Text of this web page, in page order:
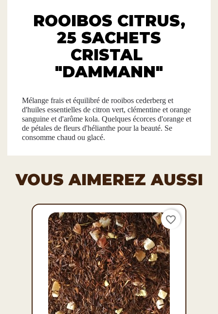
ROOIBOS CITRUS,
25 SACHETS
CRISTAL
"DAMMANN"
Mélange frais et équilibré de rooibos cederberg et
d'huiles essentielles de citron vert, clémentine et orange
sanguine et d'arôme kola. Quelques écorces d'orange et
de pétales de fleurs d'hélianthe pour la beauté. Se
consomme chaud ou glacé.
VOUS AIMEREZ AUSSI
favorite_border